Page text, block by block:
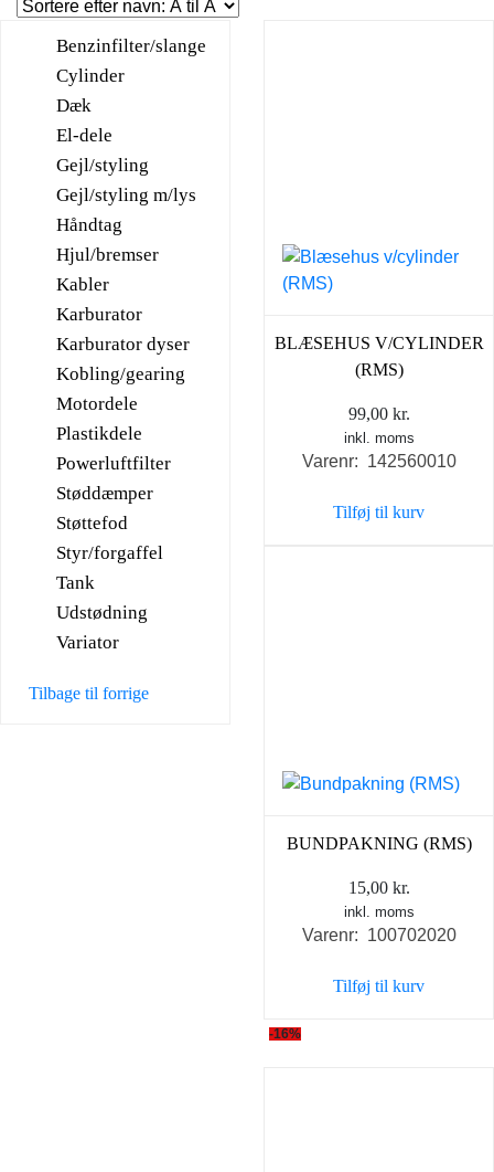
Benzinfilter/slange
Cylinder
Dæk
El-dele
Gejl/styling
Gejl/styling m/lys
Håndtag
Hjul/bremser
Kabler
Karburator
Karburator dyser
Kobling/gearing
Motordele
Plastikdele
Powerluftfilter
Støddæmper
Støttefod
Styr/forgaffel
Tank
Udstødning
Variator
Tilbage til forrige
BLÆSEHUS V/CYLINDER
(RMS)
99,00 kr.
inkl. moms
Varenr: 142560010
Tilføj til kurv
BUNDPAKNING (RMS)
15,00 kr.
inkl. moms
Varenr: 100702020
Tilføj til kurv
-16%